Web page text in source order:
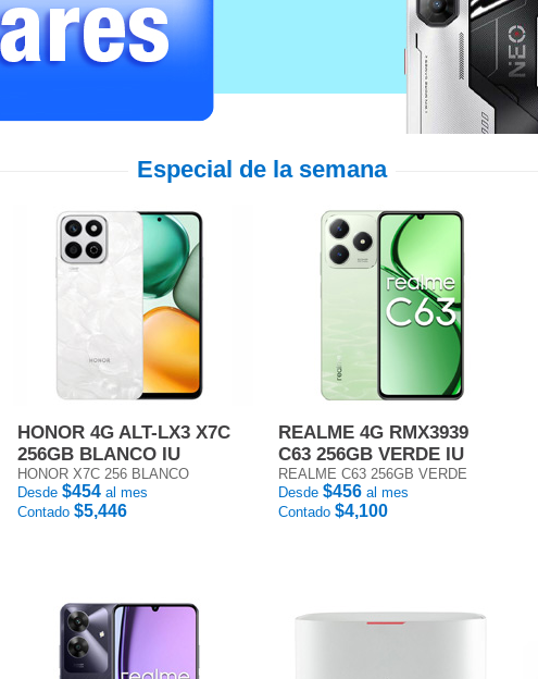
Especial de la semana
HONOR 4G ALT-LX3 X7C
256GB BLANCO IU
HONOR X7C 256 BLANCO
Desde $454 al mes
Contado $5,446
REALME 4G RMX3939
C63 256GB VERDE IU
REALME C63 256GB VERDE
Desde $456 al mes
Contado $4,100